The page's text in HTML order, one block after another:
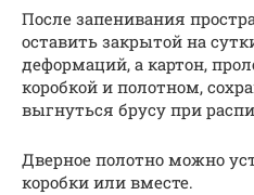
После запенивания
оставить закрытой на
деформаций, а картон,
коробкой и полотном,
выгнуться брусу при
Дверное полотно можно
коробки или вместе.